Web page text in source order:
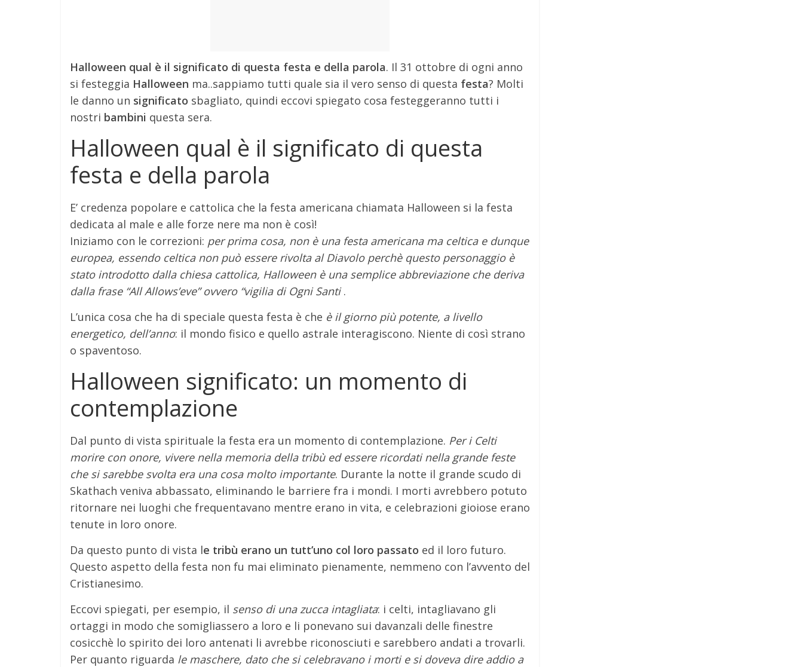
Halloween qual è il significato di questa festa e della parola. Il 31 ottobre di ogni anno
si festeggia Halloween ma..sappiamo tutti quale sia il vero senso di questa festa? Molti
le danno un significato sbagliato, quindi eccovi spiegato cosa festeggeranno tutti i
nostri bambini questa sera.
Halloween qual è il significato di questa
festa e della parola
E’ credenza popolare e cattolica che la festa americana chiamata Halloween si la festa
dedicata al male e alle forze nere ma non è così!
Iniziamo con le correzioni: per prima cosa, non è una festa americana ma celtica e dunque
europea, essendo celtica non può essere rivolta al Diavolo perchè questo personaggio è
stato introdotto dalla chiesa cattolica, Halloween è una semplice abbreviazione che deriva
dalla frase “All Allows’eve” ovvero “vigilia di Ogni Santi.
L’unica cosa che ha di speciale questa festa è che è il giorno più potente, a livello
energetico, dell’anno: il mondo fisico e quello astrale interagiscono. Niente di così strano
o spaventoso.
Halloween significato: un momento di
contemplazione
Dal punto di vista spirituale la festa era un momento di contemplazione. Per i Celti
morire con onore, vivere nella memoria della tribù ed essere ricordati nella grande feste
che si sarebbe svolta era una cosa molto importante. Durante la notte il grande scudo di
Skathach veniva abbassato, eliminando le barriere fra i mondi. I morti avrebbero potuto
ritornare nei luoghi che frequentavano mentre erano in vita, e celebrazioni gioiose erano
tenute in loro onore.
Da questo punto di vista le tribù erano un tutt’uno col loro passato ed il loro futuro.
Questo aspetto della festa non fu mai eliminato pienamente, nemmeno con l’avvento del
Cristianesimo.
Eccovi spiegati, per esempio, il senso di una zucca intagliata: i celti, intagliavano gli
ortaggi in modo che somigliassero a loro e li ponevano sui davanzali delle finestre
cosicchè lo spirito dei loro antenati li avrebbe riconosciuti e sarebbero andati a trovarli.
Per quanto riguarda le maschere, dato che si celebravano i morti e si doveva dire addio a